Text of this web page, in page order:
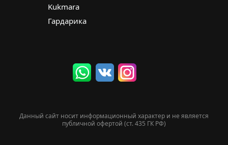
Kukmara
Гардарика
Данный сайт носит информационный характер и не является
публичной офертой (ст. 435 ГК РФ)